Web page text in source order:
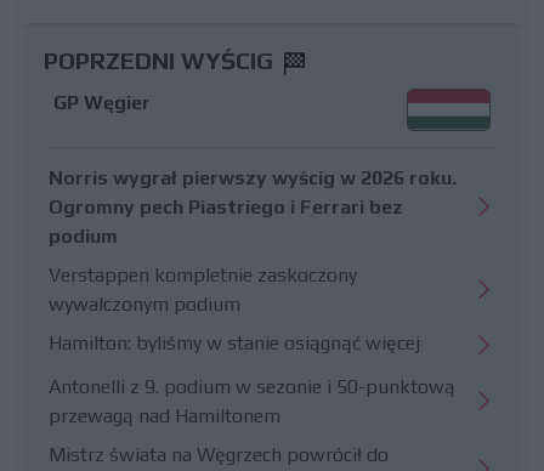
POPRZEDNI WYŚCIG
GP Węgier
Norris wygrał pierwszy wyścig w 2026 roku.
Ogromny pech Piastriego i Ferrari bez
podium
Verstappen kompletnie zaskoczony
wywalczonym podium
Hamilton: byliśmy w stanie osiągnąć więcej
Antonelli z 9. podium w sezonie i 50-punktową
przewagą nad Hamiltonem
Mistrz świata na Węgrzech powrócił do